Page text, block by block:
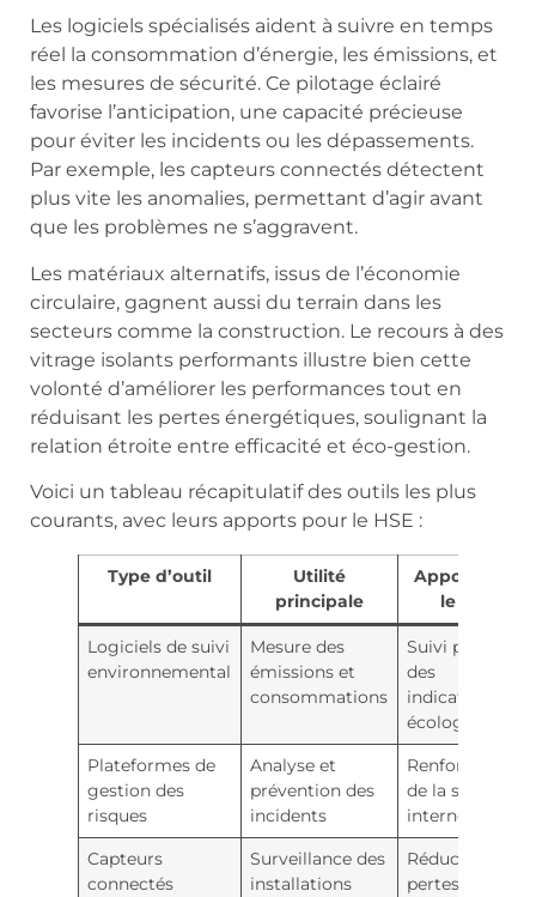
Les logiciels spécialisés aident à suivre en temps
réel la consommation d’énergie, les émissions, et
les mesures de sécurité. Ce pilotage éclairé
favorise l’anticipation, une capacité précieuse
pour éviter les incidents ou les dépassements.
Par exemple, les capteurs connectés détectent
plus vite les anomalies, permettant d’agir avant
que les problèmes ne s’aggravent.
Les matériaux alternatifs, issus de l’économie
circulaire, gagnent aussi du terrain dans les
secteurs comme la construction. Le recours à des
vitrage isolants performants illustre bien cette
volonté d’améliorer les performances tout en
réduisant les pertes énergétiques, soulignant la
relation étroite entre efficacité et éco-gestion.
Voici un tableau récapitulatif des outils les plus
courants, avec leurs apports pour le HSE :
Type d’outil
Utilité
principale
Apport pour
le HSE
Logiciels de suivi
environnemental
Mesure des
émissions et
consommations
Suivi précis
des
indicateurs
écologiques
Plateformes de
gestion des
risques
Analyse et
prévention des
incidents
Renforcement
de la sécurité
interne
Capteurs
connectés
Surveillance des
installations
Réduction des
pertes et